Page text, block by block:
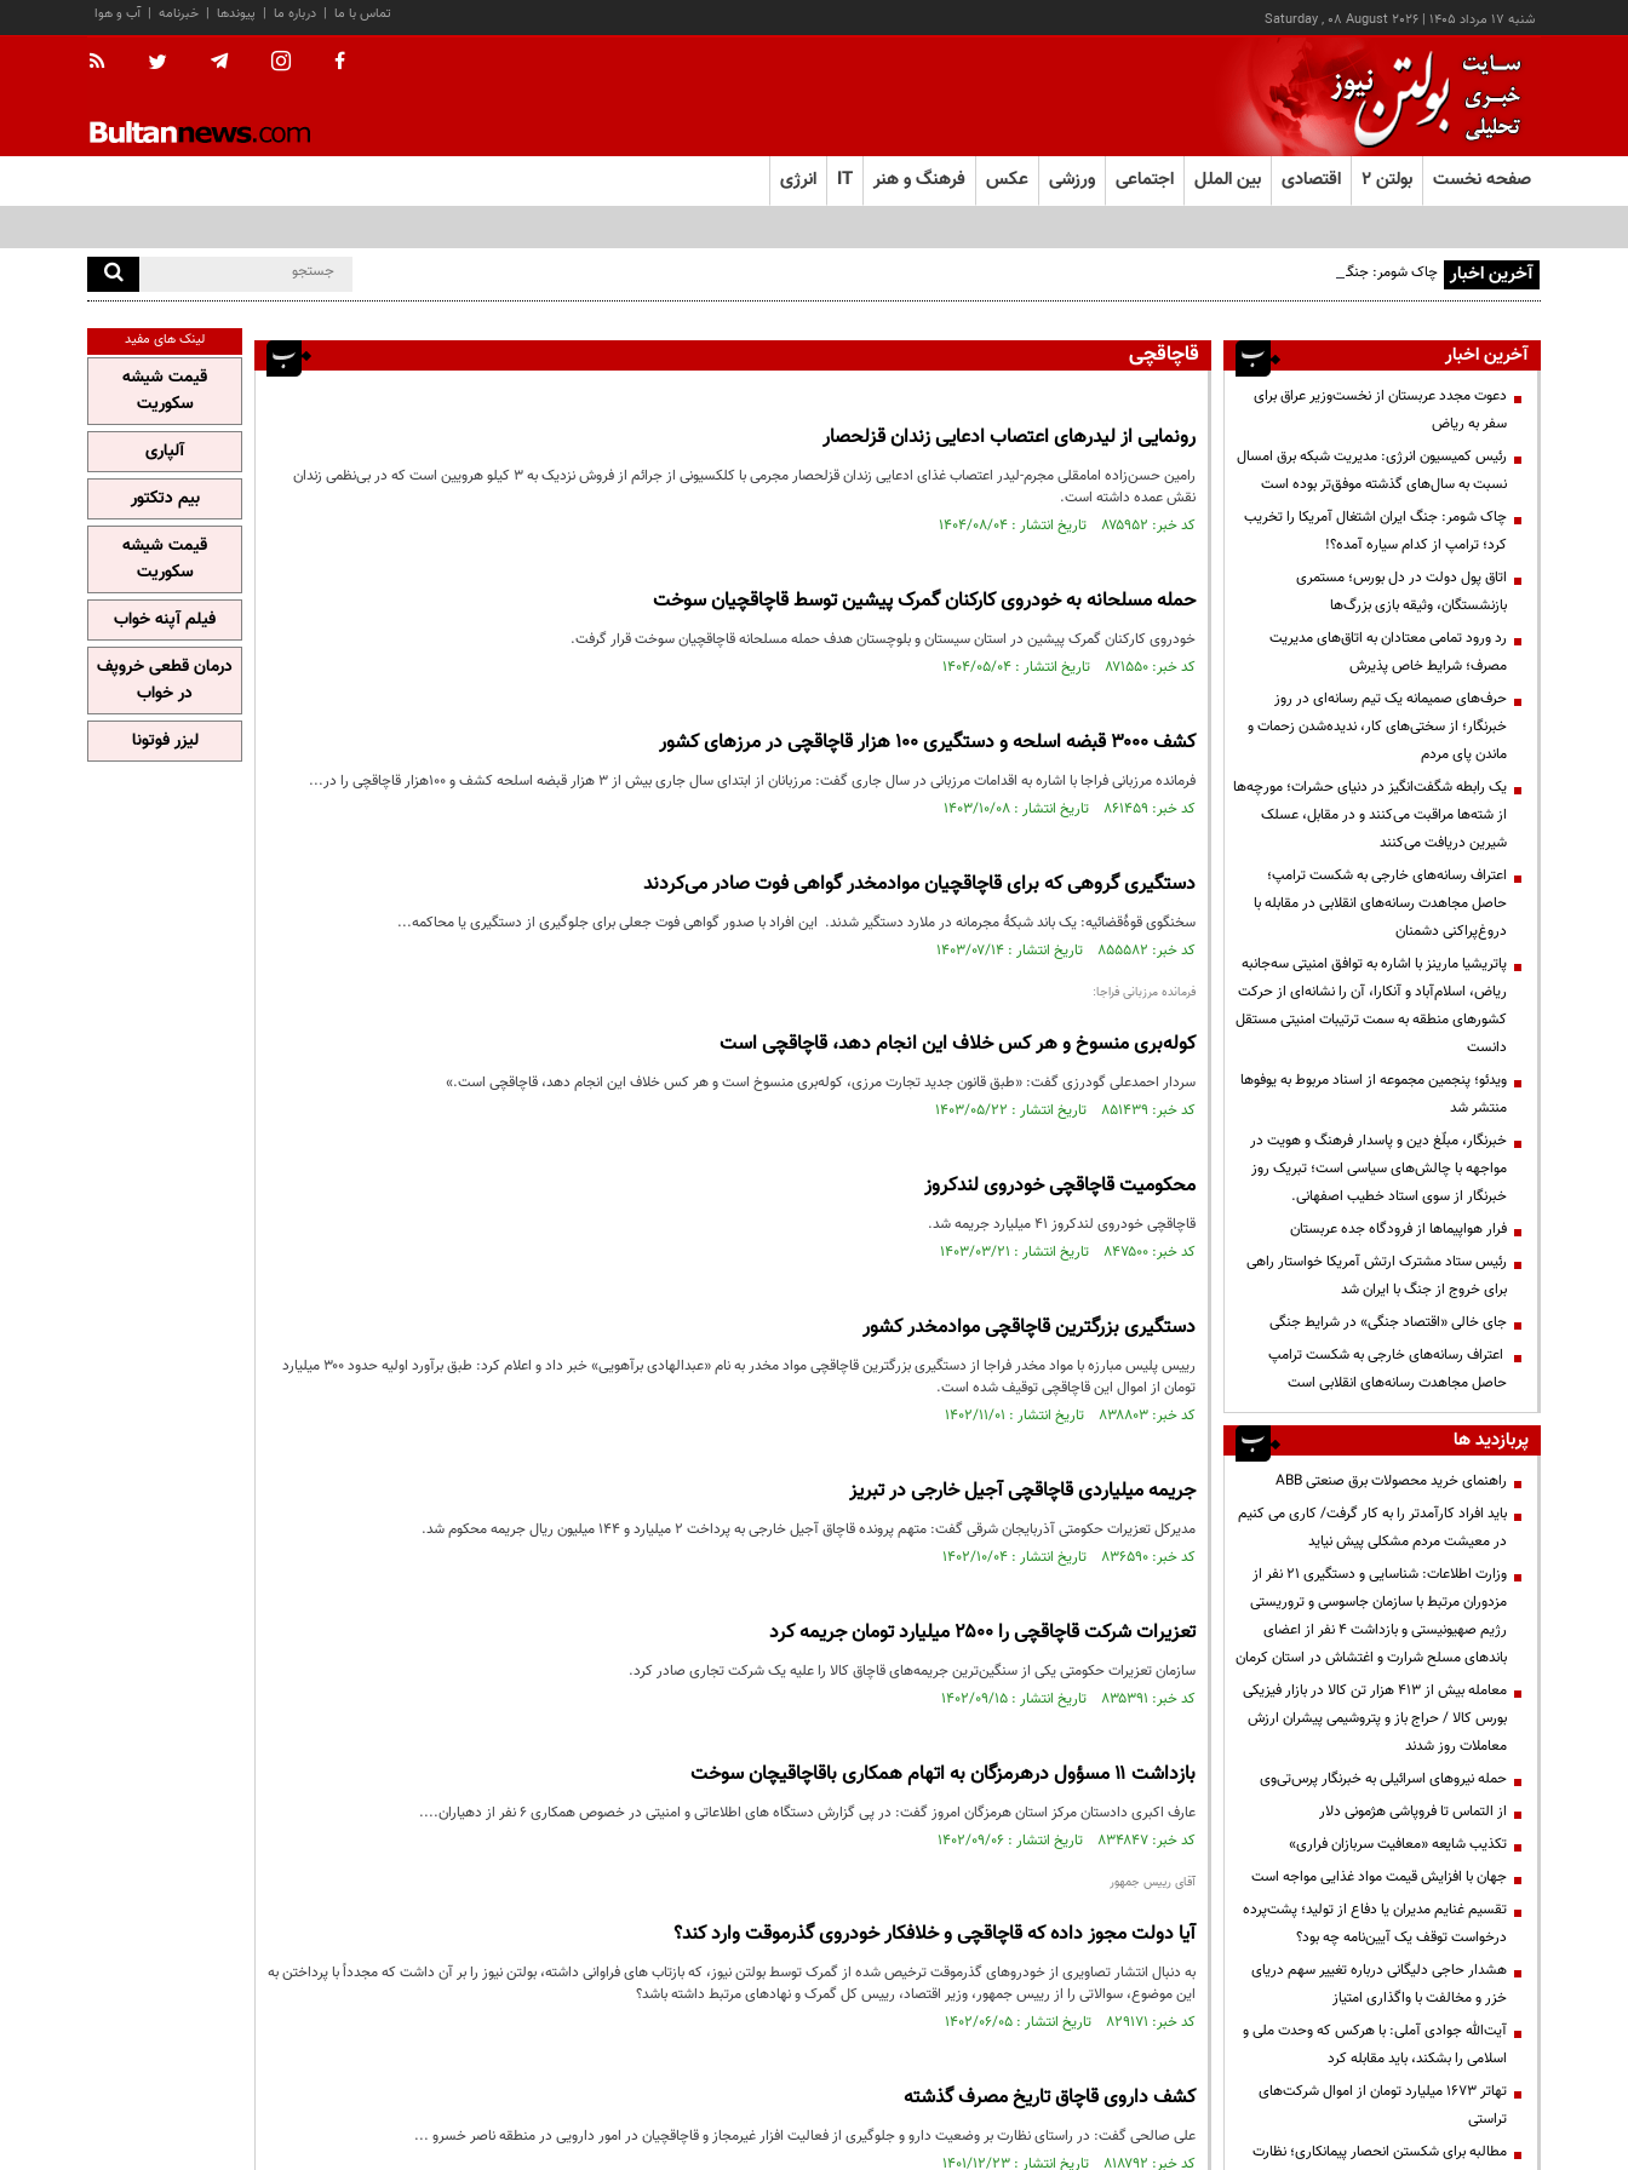
شنبه ۱۷ مرداد ۱۴۰۵ |
Saturday , 08 August 2026 آب و هوا | خبرنامه | پیوندها | درباره ما | تماس با ما
صفحه نخست بولتن ۲ اقتصادی بین الملل اجتماعی ورزشی عکس فرهنگ و هنر IT انرژی
آخرین اخبار چاک شومر: جنگ ایران اشتغال آمریکا را تخریب کرد؛ ترامپ از کدام سیاره آمده؟!
قاچاقچی
رونمایی از لیدر‌های اعتصاب ادعایی زندان قزلحصار
رامین حسن‌زاده امامقلی مجرم-لیدر اعتصاب غذای ادعایی زندان قزلحصار مجرمی با کلکسیونی از جرائم از فروش نزدیک به ۳ کیلو هرویین است که در بی‌نظمی زندان
نقش عمده داشته است.
کد خبر: ۸۷۵۹۵۲ تاریخ انتشار : ۱۴۰۴/۰۸/۰۴
حمله مسلحانه به خودروی کارکنان گمرک پیشین توسط قاچاقچیان سوخت
خودروی کارکنان گمرک پیشین در استان سیستان و بلوچستان هدف حمله مسلحانه قاچاقچیان سوخت قرار گرفت.
کد خبر: ۸۷۱۵۵۰ تاریخ انتشار : ۱۴۰۴/۰۵/۰۴
کشف ۳۰۰۰ قبضه اسلحه و دستگیری ۱۰۰ هزار قاچاقچی در مرزهای کشور
فرمانده مرزبانی فراجا با اشاره به اقدامات مرزبانی در سال جاری گفت: مرزبانان از ابتدای سال جاری بیش از ۳ هزار قبضه اسلحه کشف و ۱۰۰هزار قاچاقچی را در...
کد خبر: ۸۶۱۴۵۹ تاریخ انتشار : ۱۴۰۳/۱۰/۰۸
دستگیری گروهی که برای قاچاقچیان موادمخدر گواهی فوت صادر می‌کردند
سخنگوی قوهٔ‌قضائیه: یک باند شبکهٔ مجرمانه در ملارد دستگیر شدند. این افراد با صدور گواهی فوت جعلی برای جلوگیری از دستگیری یا محاکمه...
کد خبر: ۸۵۵۵۸۲ تاریخ انتشار : ۱۴۰۳/۰۷/۱۴
فرمانده مرزبانی فراجا:
کوله‌بری منسوخ و هر کس خلاف این انجام دهد، قاچاقچی است
سردار احمدعلی گودرزی گفت: «طبق قانون جدید تجارت مرزی، کوله‌بری منسوخ است و هر کس خلاف این انجام دهد، قاچاقچی است.»
کد خبر: ۸۵۱۴۳۹ تاریخ انتشار : ۱۴۰۳/۰۵/۲۲
محکومیت قاچاقچی خودروی لندکروز
قاچاقچی خودروی لندکروز ۴۱ میلیارد جریمه شد.
کد خبر: ۸۴۷۵۰۰ تاریخ انتشار : ۱۴۰۳/۰۳/۲۱
دستگیری بزرگترین قاچاقچی موادمخدر کشور
رییس پلیس مبارزه با مواد مخدر فراجا از دستگیری بزرگترین قاچاقچی مواد مخدر به نام «عبدالهادی برآهویی» خبر داد و اعلام کرد: طبق برآورد اولیه حدود ۳۰۰ میلیارد
تومان از اموال این قاچاقچی توقیف شده است.
کد خبر: ۸۳۸۸۰۳ تاریخ انتشار : ۱۴۰۲/۱۱/۰۱
جریمه میلیاردی قاچاقچی آجیل خارجی در تبریز
مدیرکل تعزیرات حکومتی آذربایجان شرقی گفت: متهم پرونده قاچاق آجیل خارجی به پرداخت ۲ میلیارد و ۱۴۴ میلیون ریال جریمه محکوم شد.
کد خبر: ۸۳۶۵۹۰ تاریخ انتشار : ۱۴۰۲/۱۰/۰۴
تعزیرات شرکت قاچاقچی را ۲۵۰۰ میلیارد تومان جریمه کرد
سازمان تعزیرات حکومتی یکی از سنگین‌ترین جریمه‌های قاچاق کالا را علیه یک شرکت تجاری صادر کرد.
کد خبر: ۸۳۵۳۹۱ تاریخ انتشار : ۱۴۰۲/۰۹/۱۵
بازداشت ۱۱ مسؤول درهرمزگان به اتهام همکاری باقاچاقیچان سوخت
عارف اکبری دادستان مرکز استان هرمزگان امروز گفت: در پی گزارش دستگاه های اطلاعاتی و امنیتی در خصوص همکاری ۶ نفر از دهیاران....
کد خبر: ۸۳۴۸۴۷ تاریخ انتشار : ۱۴۰۲/۰۹/۰۶
آقای رییس جمهور
آیا دولت مجوز داده که قاچاقچی و خلافکار خودروی گذرموقت وارد کند؟
به دنبال انتشار تصاویری از خودروهای گذرموقت ترخیص شده از گمرک توسط بولتن نیوز، که بازتاب های فراوانی داشته، بولتن نیوز را بر آن داشت که مجدداً با پرداختن به
این موضوع، سوالاتی را از رییس جمهور، وزیر اقتصاد، رییس کل گمرک و نهادهای مرتبط داشته باشد؟
کد خبر: ۸۲۹۱۷۱ تاریخ انتشار : ۱۴۰۲/۰۶/۰۵
کشف داروی قاچاق تاریخ مصرف گذشته
علی صالحی گفت: در راستای نظارت بر وضعیت دارو و جلوگیری از فعالیت افزار غیرمجاز و قاچاقچیان در امور دارویی در منطقه ناصر خسرو ...
کد خبر: ۸۱۸۷۹۲ تاریخ انتشار : ۱۴۰۱/۱۲/۲۳
آخرین اخبار
دعوت مجدد عربستان از نخست‌وزیر عراق برای
سفر به ریاض
رئیس کمیسیون انرژی: مدیریت شبکه برق امسال
نسبت به سال‌های گذشته موفق‌تر بوده است
چاک شومر: جنگ ایران اشتغال آمریکا را تخریب
کرد؛ ترامپ از کدام سیاره آمده؟!
اتاق پول دولت در دل بورس؛ مستمری
بازنشستگان، وثیقه بازی بزرگ‌ها
رد ورود تمامی معتادان به اتاق‌های مدیریت
مصرف؛ شرایط خاص پذیرش
حرف‌های صمیمانه یک تیم رسانه‌ای در روز
خبرنگار؛ از سختی‌های کار، ندیده‌شدن زحمات و
ماندن پای مردم
یک رابطه شگفت‌انگیز در دنیای حشرات؛ مورچه‌ها
از شته‌ها مراقبت می‌کنند و در مقابل، عسلک
شیرین دریافت می‌کنند
اعتراف رسانه‌های خارجی به شکست ترامپ؛
حاصل مجاهدت رسانه‌های انقلابی در مقابله با
دروغ‌پراکنی دشمنان
پاتریشیا مارینز با اشاره به توافق امنیتی سه‌جانبه
ریاض، اسلام‌آباد و آنکارا، آن را نشانه‌ای از حرکت
کشورهای منطقه به سمت ترتیبات امنیتی مستقل
دانست
ویدئو؛ پنجمین مجموعه از اسناد مربوط به یوفوها
منتشر شد
خبرنگار، مبلّغ دین و پاسدار فرهنگ و هویت در
مواجهه با چالش‌های سیاسی است؛ تبریک روز
خبرنگار از سوی استاد خطیب اصفهانی.
فرار هواپیماها از فرودگاه جده عربستان
رئیس ستاد مشترک ارتش آمریکا خواستار راهی
برای خروج از جنگ با ایران شد
جای خالی «اقتصاد جنگی» در شرایط جنگی
اعتراف رسانه‌های خارجی به شکست ترامپ
حاصل مجاهدت رسانه‌های انقلابی است
پربازدید ها
راهنمای خرید محصولات برق صنعتی ABB
باید افراد کارآمدتر را به کار گرفت/ کاری می کنیم
در معیشت مردم مشکلی پیش نیاید
وزارت اطلاعات: شناسایی و دستگیری ۲۱ نفر از
مزدوران مرتبط با سازمان جاسوسی و تروریستی
رژیم صهیونیستی و بازداشت ۴ نفر از اعضای
باندهای مسلح شرارت و اغتشاش در استان کرمان
معامله بیش از ۴۱۳ هزار تن کالا در بازار فیزیکی
بورس کالا / حراج باز و پتروشیمی پیشران ارزش
معاملات روز شدند
حمله نیروهای اسرائیلی به خبرنگار پرس‌تی‌وی
از التماس تا فروپاشی هژمونی دلار
تکذیب شایعه «معافیت سربازان فراری»
جهان با افزایش قیمت مواد غذایی مواجه است
تقسیم غنایم مدیران یا دفاع از تولید؛ پشت‌پرده
درخواست توقف یک آیین‌نامه چه بود؟
هشدار حاجی دلیگانی درباره تغییر سهم دریای
خزر و مخالفت با واگذاری امتیاز
آیت‌الله جوادی آملی: با هرکس که وحدت ملی و
اسلامی را بشکند، باید مقابله کرد
تهاتر ۱۶۷۳ میلیارد تومان از اموال شرکت‌های
تراستی
مطالبه برای شکستن انحصار پیمانکاری؛ نظارت
لینک های مفید
قیمت شیشه
سکوریت
آلپاری
بیم دتکتور
قیمت شیشه
سکوریت
فیلم آپنه خواب
درمان قطعی خروپف
در خواب
لیزر فوتونا